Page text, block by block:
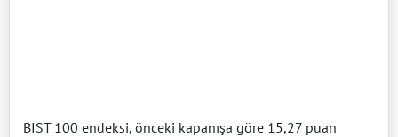
BIST 100 endeksi, önceki kapanışa göre 15,27 puan